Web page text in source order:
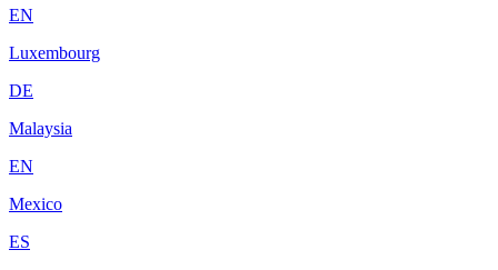
EN
Luxembourg
DE
Malaysia
EN
Mexico
ES